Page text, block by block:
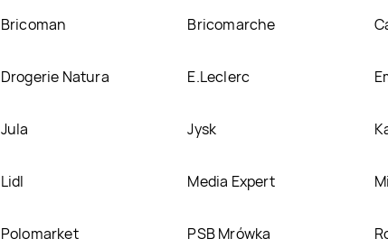
Bricoman Bricomarche
Drogerie Natura E.Leclerc
Jula Jysk
Lidl Media Expert
Polomarket PSB Mrówka